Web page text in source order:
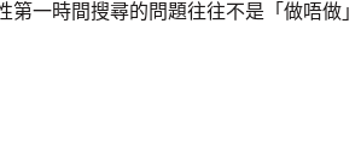
一時間搜尋的問題往往不是「做唔做」